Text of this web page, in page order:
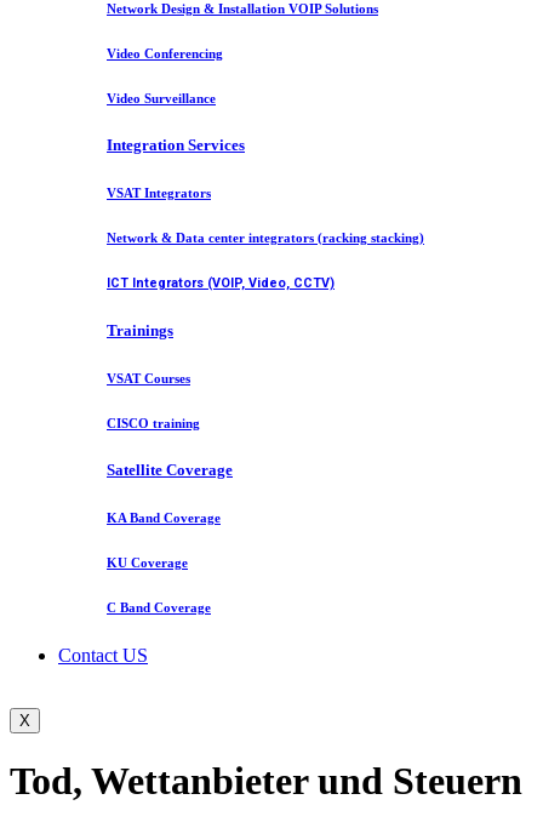
Network Design & Installation VOIP Solutions
Video Conferencing
Video Surveillance
Integration Services
VSAT Integrators
Network & Data center integrators (racking stacking)
ICT Integrators (VOIP, Video, CCTV)
Trainings
VSAT Courses
CISCO training
Satellite Coverage
KA Band Coverage
KU Coverage
C Band Coverage
Contact US
X
Tod, Wettanbieter und Steuern